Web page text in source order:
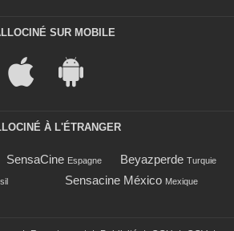
SUR MOBILE
À L'ÉTRANGER
SensaCine Espagne Beyazperde Turquie
Sensacine México Mexique